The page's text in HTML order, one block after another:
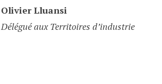
Olivier Lluansi
Délégué aux Territoires d’industrie